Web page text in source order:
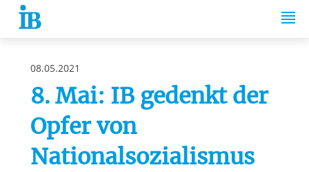
Springe zum Inhalt
08.05.2021
8. Mai: IB gedenkt der
Opfer von
Nationalsozialismus